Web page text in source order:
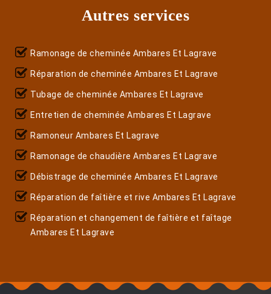
Autres services
Ramonage de cheminée Ambares Et Lagrave
Réparation de cheminée Ambares Et Lagrave
Tubage de cheminée Ambares Et Lagrave
Entretien de cheminée Ambares Et Lagrave
Ramoneur Ambares Et Lagrave
Ramonage de chaudière Ambares Et Lagrave
Débistrage de cheminée Ambares Et Lagrave
Réparation de faîtière et rive Ambares Et Lagrave
Réparation et changement de faîtière et faîtage
Ambares Et Lagrave